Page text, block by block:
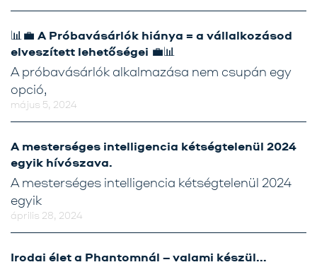
📊💼 A Próbavásárlók hiánya = a vállalkozásod
elveszített lehetőségei 💼📊
május 5, 2024
A próbavásárlók alkalmazása nem csupán egy
opció,
A mesterséges intelligencia kétségtelenül 2024
egyik hívószava.
április 28, 2024
A mesterséges intelligencia kétségtelenül 2024
egyik
Irodai élet a Phantomnál – valami készül…